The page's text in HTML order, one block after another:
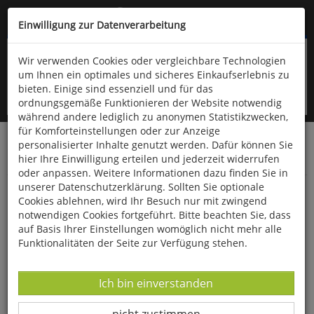
Kompletten Head der Seite überspringen
oder (06766) 9323-960
Startseite Schönes & Dekoratives
Wohnen & Dekoration
Diverses
Türstopper »Highland-Rind Moritz«
Einwilligung zur Datenverarbeitung
Wir verwenden Cookies oder vergleichbare Technologien
um Ihnen ein optimales und sicheres Einkaufserlebnis zu
bieten. Einige sind essenziell und für das
ordnungsgemäße Funktionieren der Website notwendig
während andere lediglich zu anonymen Statistikzwecken,
für Komforteinstellungen oder zur Anzeige
personalisierter Inhalte genutzt werden. Dafür können Sie
hier Ihre Einwilligung erteilen und jederzeit widerrufen
oder anpassen. Weitere Informationen dazu finden Sie in
unserer Datenschutzerklärung. Sollten Sie optionale
Cookies ablehnen, wird Ihr Besuch nur mit zwingend
notwendigen Cookies fortgeführt. Bitte beachten Sie, dass
auf Basis Ihrer Einstellungen womöglich nicht mehr alle
Funktionalitäten der Seite zur Verfügung stehen.
Datenverarbeitung -
Ich bin einverstanden